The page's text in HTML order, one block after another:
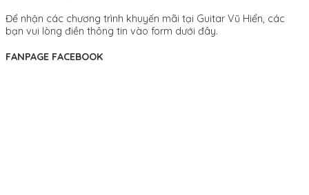
Để nhận các chương trình khuyến mãi tại Guitar Vũ Hiển, các
bạn vui lòng điền thông tin vào form dưới đây.
FANPAGE FACEBOOK